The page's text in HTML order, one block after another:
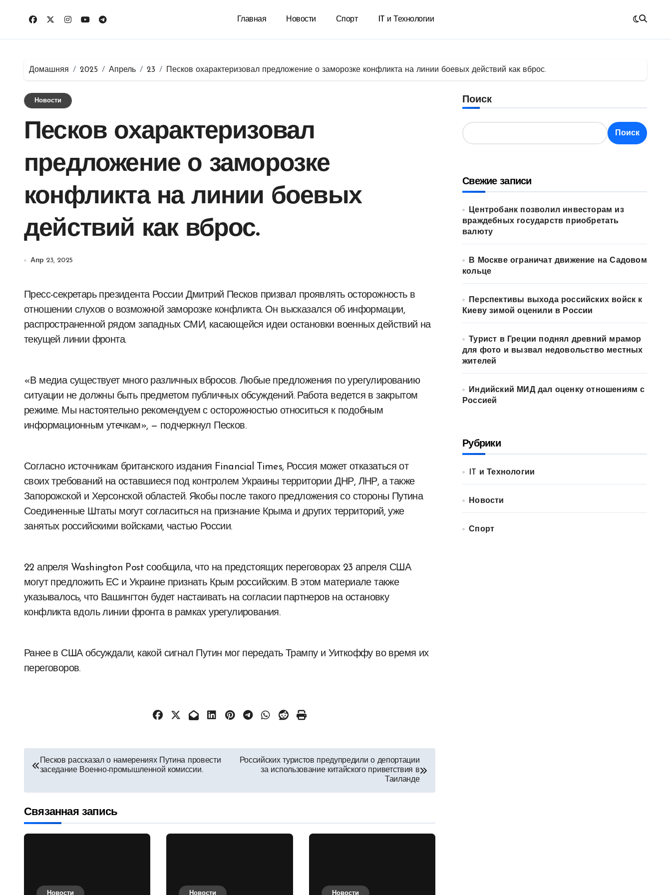
Главная Новости Спорт IT и Технологии
Домашняя 2025 Апрель 23 Песков охарактеризовал предложение о заморозке конфликта на линии боевых действий как вброс.
Новости
Песков охарактеризовал
предложение о заморозке
конфликта на линии боевых
действий как вброс.
Апр 23, 2025
Пресс-секретарь президента России Дмитрий Песков призвал проявлять осторожность в
отношении слухов о возможной заморозке конфликта. Он высказался об информации,
распространенной рядом западных СМИ, касающейся идеи остановки военных действий на
текущей линии фронта.
«В медиа существует много различных вбросов. Любые предложения по урегулированию
ситуации не должны быть предметом публичных обсуждений. Работа ведется в закрытом
режиме. Мы настоятельно рекомендуем с осторожностью относиться к подобным
информационным утечкам», — подчеркнул Песков.
Согласно источникам британского издания Financial Times, Россия может отказаться от
своих требований на оставшиеся под контролем Украины территории ДНР, ЛНР, а также
Запорожской и Херсонской областей. Якобы после такого предложения со стороны Путина
Соединенные Штаты могут согласиться на признание Крыма и других территорий, уже
занятых российскими войсками, частью России.
22 апреля Washington Post сообщила, что на предстоящих переговорах 23 апреля США
могут предложить ЕС и Украине признать Крым российским. В этом материале также
указывалось, что Вашингтон будет настаивать на согласии партнеров на остановку
конфликта вдоль линии фронта в рамках урегулирования.
Ранее в США обсуждали, какой сигнал Путин мог передать Трампу и Уиткоффу во время их
переговоров.
Навигация
Песков рассказал о намерениях Путина провести
заседание Военно-промышленной комиссии.
Российских туристов предупредили о депортации
за использование китайского приветствия в
Таиланде
Связанная запись
Новости Новости Новости
Поиск
Поиск
Свежие записи
Центробанк позволил инвесторам из
враждебных государств приобретать
валюту
В Москве ограничат движение на Садовом
кольце
Перспективы выхода российских войск к
Киеву зимой оценили в России
Турист в Греции поднял древний мрамор
для фото и вызвал недовольство местных
жителей
Индийский МИД дал оценку отношениям с
Россией
Рубрики
IT и Технологии
Новости
Спорт